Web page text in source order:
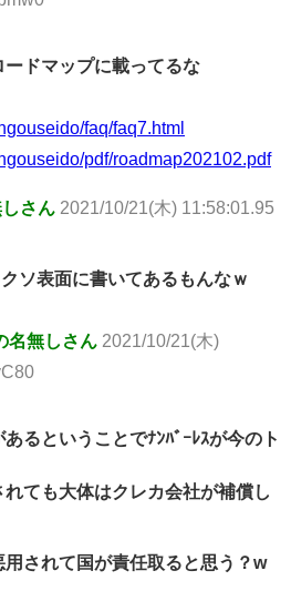
ドマップに載ってるな
faq/faq7.html
pdf/roadmap202102.pdf
さん 2021/10/21(木) 11:58:01.95
ソ表面に書いてあるもんなｗ
名無しさん 2021/10/21(木)
るということでﾅﾝﾊﾞｰﾚｽが今のト
ても大体はクレカ会社が補償し
されて国が責任取ると思う？w